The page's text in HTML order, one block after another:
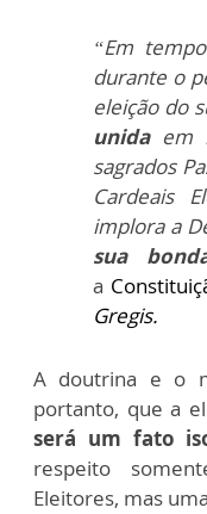
“Em
durante o
eleição do
unida em
sagrados
Cardeais
implora a
sua
a
Gregis.
A doutrina e o
portanto, que a
será um fato
respeito
Eleitores, mas